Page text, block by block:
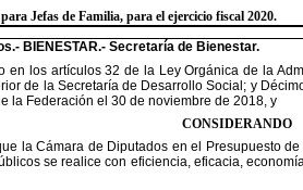
Jefas de Familia, para el ejercicio fiscal 2020.
BIENESTAR.- Secretaría de Bienestar.
en los artículos 32 de la Ley Orgánica de la
de la Secretaría de Desarrollo Social; y
la Federación el 30 de noviembre de 2018, y
CONSIDERANDO
la Cámara de Diputados en el Presupuesto
se realice con eficiencia, eficacia,